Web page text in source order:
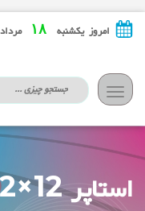
امروز یکشنبه مرداد
تعویض
ناوبری
استاپر 12×22 شبرنگ دار